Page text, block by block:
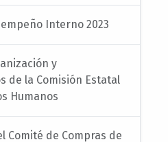
Interno 2023
y
de la Comisión Estatal
Humanos
Comité de Compras de